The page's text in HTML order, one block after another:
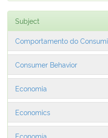
Subject
Comportamento do
Consumer Behavior
Economia
Economics
Economía